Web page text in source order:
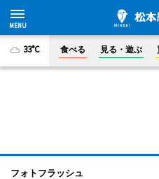
33°C 食べる 見る・遊ぶ
フォトフラッシュ